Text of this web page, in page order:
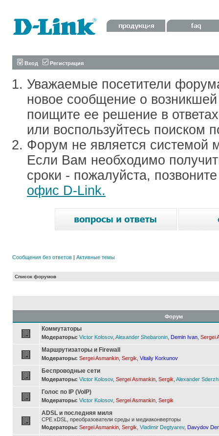
Вход Регистрация
Уважаемые посетители
новое сообщение о
поищите ее решение в
или воспользуйтесь поиском
Форум не является системой
Если Вам необходимо
сроки - пожалуйста,
офис D-Link.
Сообщения без ответов | Активные темы
Список форумов
Форум
Коммутаторы
Модераторы: Victor Kolosov, Alexander Shebaronin Demin Ivan Sergei
Маршрутизаторы и Firewall
Модераторы: Sergei Asmankin Sergik Vitaliy Korkunov
Беспроводные сети
Модераторы: Victor Kolosov, Sergei Asmankin Sergik Alexander
Голос по IP (VoIP)
Модераторы: Victor Kolosov, Sergei Asmankin Sergik
ADSL и последняя миля
CPE xDSL, преобразователи среды и медиаконверторы
Модераторы: Sergei Asmankin Sergik Vladimir Degtyarev, Davydov